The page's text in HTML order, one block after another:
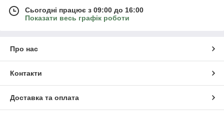
Сьогодні працює з 09:00 до 16:00
Показати весь графік роботи
Про нас
Контакти
Доставка та оплата